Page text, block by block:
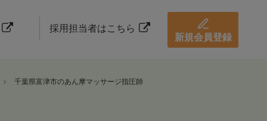
採用担当者はこちら
新規会員登録
千葉県富津市のあん摩マッサージ指圧師